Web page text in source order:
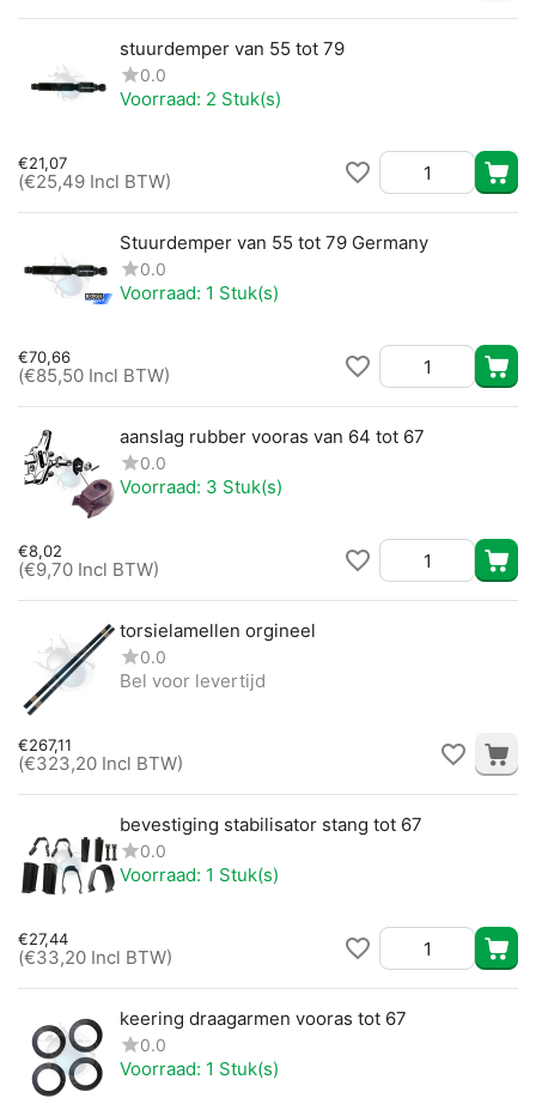
stuurdemper van 55 tot 79
0.0
Voorraad: 2 Stuk(s)
€21,07
(€25,49 Incl BTW)
Stuurdemper van 55 tot 79 Germany
0.0
Voorraad: 1 Stuk(s)
€70,66
(€85,50 Incl BTW)
aanslag rubber vooras van 64 tot 67
0.0
Voorraad: 3 Stuk(s)
€8,02
(€9,70 Incl BTW)
torsielamellen orgineel
0.0
Bel voor levertijd
€267,11
(€323,20 Incl BTW)
bevestiging stabilisator stang tot 67
0.0
Voorraad: 1 Stuk(s)
€27,44
(€33,20 Incl BTW)
keering draagarmen vooras tot 67
0.0
Voorraad: 1 Stuk(s)